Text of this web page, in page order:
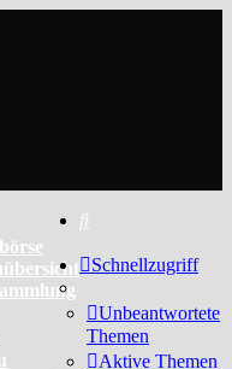
Schnellzugriff
Unbeantwortete
Themen
Aktive Themen